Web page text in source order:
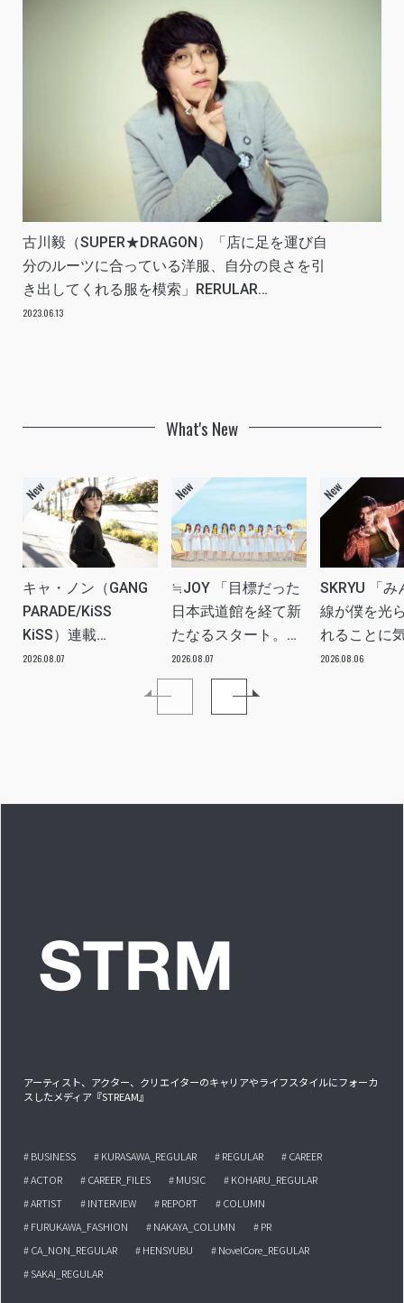
古川毅（SUPER★DRAGON）「店に足を運び自
分のルーツに合っている洋服、自分の良さを引
き出してくれる服を模索」RERULAR
INTERVIEW vol.1
2023.06.13
What's New
キャ・ノン（GANG
PARADE/KiSS
KiSS）連載
vol.113「読者からの
質問”のんちゃんはラ
2026.08.07
≒JOY 「目標だった
日本武道館を経て新
たなるスタート。
≒JOYにしかない魅
力を磨いていきた
2026.08.07
SKRYU 「み
線が僕を光
れることに
た」
2026.08.06
アーティスト、アクター、クリエイターのキャリアやライフスタイルにフォーカ
スしたメディア『STREAM』
# BUSINESS # KURASAWA_REGULAR # REGULAR
# CAREER
# ACTOR
# CAREER_FILES # MUSIC
# KOHARU_REGULAR
# ARTIST
# INTERVIEW # REPORT
# COLUMN
# FURUKAWA_FASHION
# NAKAYA_COLUMN
# PR
# CA_NON_REGULAR
# HENSYUBU
# NovelCore_REGULAR
# SAKAI_REGULAR